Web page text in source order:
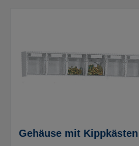
Gehäuse mit Kippkästen